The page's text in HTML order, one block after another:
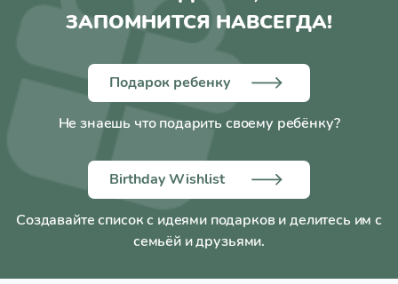
ЗАПОМНИТСЯ НАВСЕГДА!
Подарок ребенку
Не знаешь что подарить своему ребёнку?
Birthday Wishlist
Создавайте список с идеями подарков и делитесь им с
семьёй и друзьями.